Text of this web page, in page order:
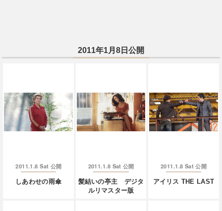
2011年1月8日公開
2011.1.8 Sat 公開
しあわせの雨傘
2011.1.8 Sat 公開
髪結いの亭主 デジタ
ルリマスター版
2011.1.8 Sat 公開
アイリス THE LAST